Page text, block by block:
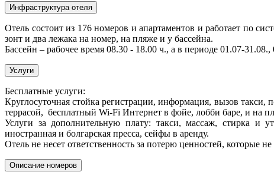
Инфраструктура отеля
Отель состоит из 176 номеров и апартаментов и работает по
зонт и два лежака на номер, на пляже и у бассейна.
Бассейн – рабочее время 08.30 - 18.00 ч., а в периоде 01.07-31.08.,
Услуги
Бесплатные услуги:
Круглосуточная стойка регистрации, информация, вызов такси,
террасой, бесплатный Wi-Fi Интернет в фойе, лобби баре, и на
Услуги за дополнительную плату: такси, массаж, стирка и
иностранная и болгарская пресса, сейфы в аренду.
Отель не несет ответственность за потерю ценностей, которые
Описание номеров